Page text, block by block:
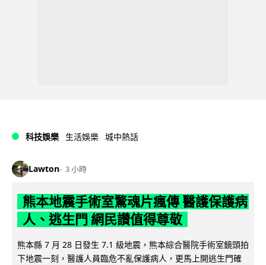
科技娛樂 生活娛樂 城中熱話
Lawton 3 小時
熊本地震手術室驚魂片瘋傳 醫護保護病
人、逃生門 網民讚值得尊敬
熊本縣 7 月 28 日發生 7.1 級地震，熊本綜合醫院手術室鏡頭拍
下地震一刻，醫護人員臨危不亂保護病人，更馬上開逃生門確